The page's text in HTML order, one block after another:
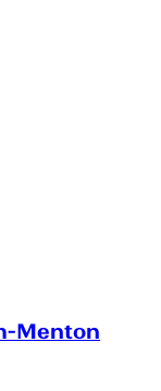
Menton